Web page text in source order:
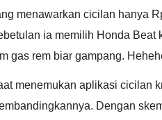
menawarkan cicilan hanya
ia memilih Honda Beat
gas rem biar gampang.
menemukan aplikasi cicilan
Dengan